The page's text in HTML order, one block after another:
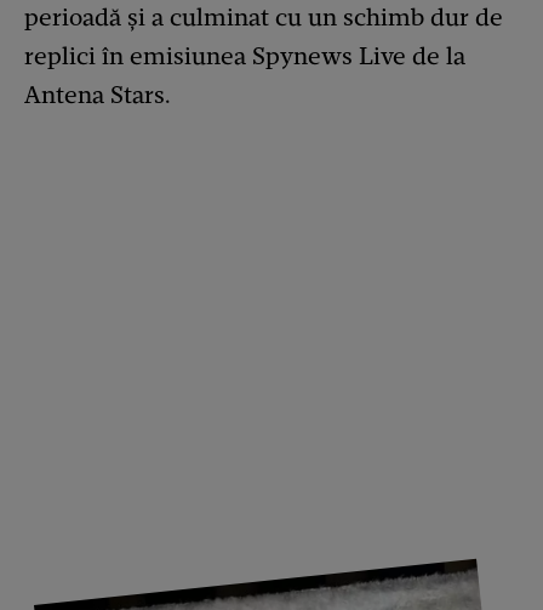
perioadă și a culminat cu un schimb dur de
replici în emisiunea Spynews Live de la
Antena Stars.